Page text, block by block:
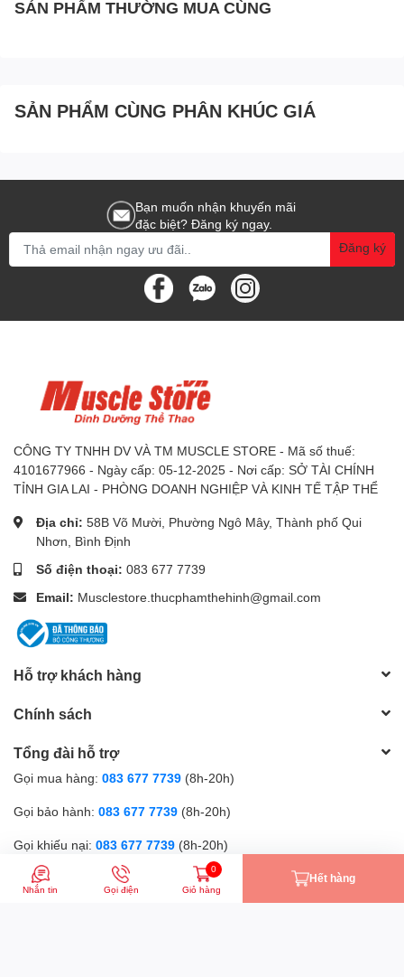
SẢN PHẨM THƯỜNG MUA CÙNG
SẢN PHẨM CÙNG PHÂN KHÚC GIÁ
Bạn muốn nhận khuyến mãi
đặc biệt? Đăng ký ngay.
Đăng ký
CÔNG TY TNHH DV VÀ TM MUSCLE STORE - Mã số thuế:
4101677966 - Ngày cấp: 05-12-2025 - Nơi cấp: SỞ TÀI CHÍNH
TỈNH GIA LAI - PHÒNG DOANH NGHIỆP VÀ KINH TẾ TẬP THỂ
Địa chỉ: 58B Võ Mười, Phường Ngô Mây, Thành phố Qui
Nhơn, Bình Định
Số điện thoại: 083 677 7739
Email: Musclestore.thucphamthehinh@gmail.com
Hỗ trợ khách hàng
Chính sách
Tổng đài hỗ trợ
Gọi mua hàng: 083 677 7739 (8h-20h)
Gọi bảo hành: 083 677 7739 (8h-20h)
Gọi khiếu nại: 083 677 7739 (8h-20h)
Phương thức thanh toán
Nhắn tin Gọi điện
0
Giỏ hàng
Hết hàng